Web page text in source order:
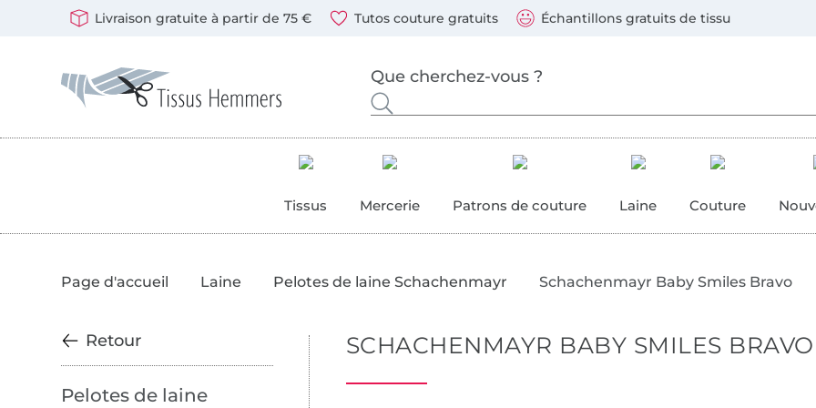
Ouvre une nouvelle fenêtre
Livraison gratuite à partir de 75 € Tutos couture gratuits Échantillons gratuits de tissu
Tissus Mercerie Patrons de couture Laine Couture
Page d'accueil Laine Pelotes de laine Schachenmayr Schachenmayr Baby Smiles Bravo
Retour
Pelotes de laine
SCHACHENMAYR BABY SMILES BRAVO
Vous pouvez payer chez nous avec les modes de paiement suivants : Visa, Mastercard, Carte bleue, PayPal,
Nos partenaires d'expédition sont : DHL et DPD
Passer à la boutique allemande